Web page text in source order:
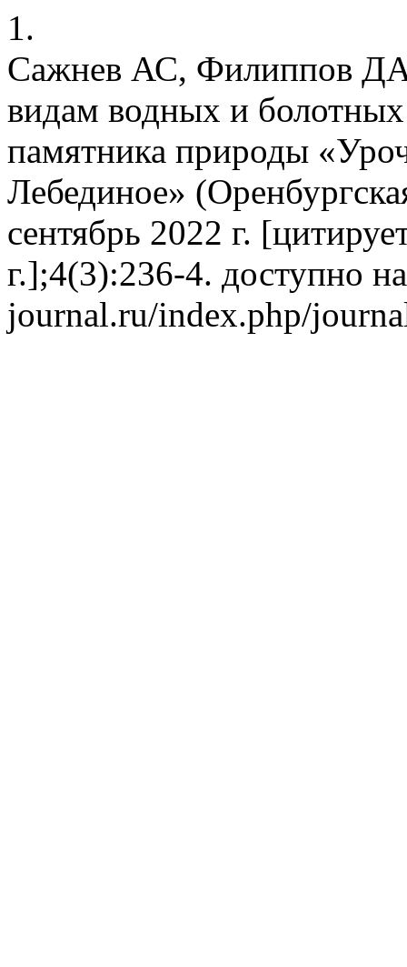
1.
Сажнев АС, Филиппов
видам водных и
памятника природы
Лебединое»
сентябрь 2022 г.
г.];4(3):236-4. доступно
journal.ru/index.php/